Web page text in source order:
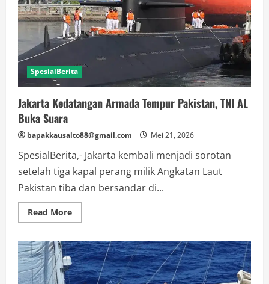
SpesialBerita
Jakarta Kedatangan Armada Tempur Pakistan, TNI AL
Buka Suara
bapakkausalto88@gmail.com Mei 21, 2026
SpesialBerita,- Jakarta kembali menjadi sorotan
setelah tiga kapal perang milik Angkatan Laut
Pakistan tiba dan bersandar di...
Read MoreRead
more
Kedatangan
Armada
Tempur
Pakistan,
TNI